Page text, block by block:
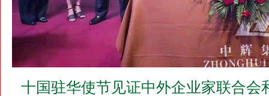
十国驻华使节见证中外企业家联合会